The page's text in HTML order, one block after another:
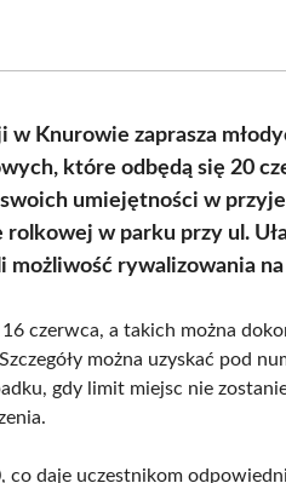
Knurowie zaprasza
które odbędą się 20
umiejętności w
w parku przy ul.
możliwość rywalizowania
czerwca, a takich można
można uzyskać pod
gdy limit miejsc nie
daje uczestnikom